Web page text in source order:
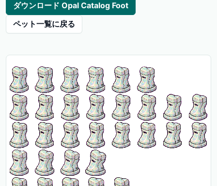
ダウンロード Opal Catalog Foot
ペット一覧に戻る